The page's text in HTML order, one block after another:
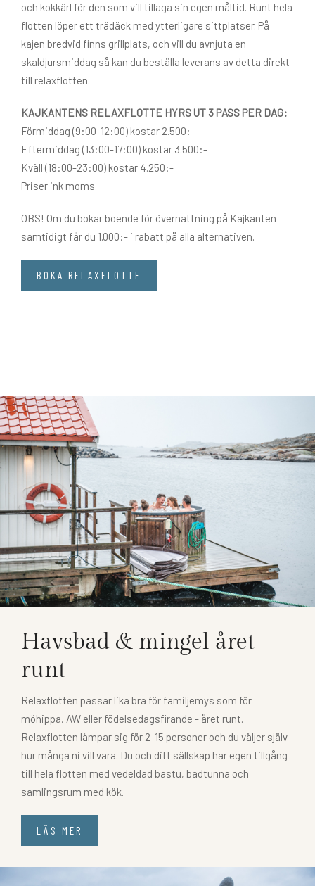
och kokkärl för den som vill tillaga sin egen måltid. Runt hela
flotten löper ett trädäck med ytterligare sittplatser. På
kajen bredvid finns grillplats, och vill du avnjuta en
skaldjursmiddag så kan du beställa leverans av detta direkt
till relaxflotten.
KAJKANTENS RELAXFLOTTE HYRS UT 3 PASS PER DAG:
Förmiddag (9:00-12:00) kostar 2.500:-
Eftermiddag (13:00-17:00) kostar 3.500:-
Kväll (18:00-23:00) kostar 4.250:-
Priser ink moms
OBS! Om du bokar boende för övernattning på Kajkanten
samtidigt får du 1.000:- i rabatt på alla alternativen.
BOKA RELAXFLOTTE
Havsbad & mingel året
runt
Relaxflotten passar lika bra för familjemys som för
möhippa, AW eller födelsedagsfirande - året runt.
Relaxflotten lämpar sig för 2-15 personer och du väljer själv
hur många ni vill vara. Du och ditt sällskap har egen tillgång
till hela flotten med vedeldad bastu, badtunna och
samlingsrum med kök.
LÄS MER